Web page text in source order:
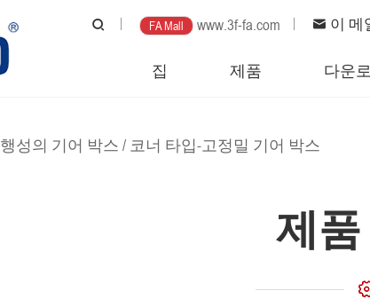
이 메
FA Mall www.3f-fa.com
집 제품 다운
행성의 기어 박스 / 코너 타입-고정밀 기어 박스
제품